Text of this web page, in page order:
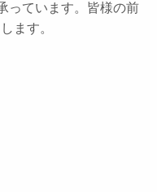
っています。皆様の前
ます。